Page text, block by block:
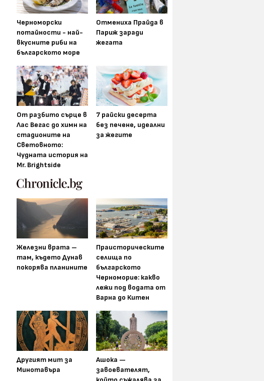
Черноморски
потайности - най-
вкусните риби на
българското море
Отмениха Прайда в
Париж заради
жегата
От разбито сърце в
Лас Вегас до химн на
стадионите на
Световното:
Чудната история на
Mr. Brightside
7 райски десерта
без печене, идеални
за жегите
Железни врата –
там, където Дунав
покорява планините
Праисторическите
селища по
българското
Черноморие: какво
лежи под водата от
Варна до Китен
Другият мит за
Минотавъра
Ашока —
завоевателят,